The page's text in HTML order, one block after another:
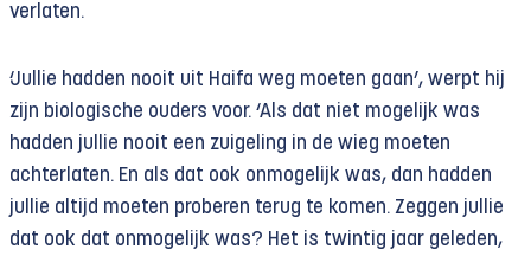
verlaten.
‘Jullie hadden nooit uit Haifa weg moeten gaan’, werpt hij
zijn biologische ouders voor. ‘Als dat niet mogelijk was
hadden jullie nooit een zuigeling in de wieg moeten
achterlaten. En als dat ook onmogelijk was, dan hadden
jullie altijd moeten proberen terug te komen. Zeggen jullie
dat ook dat onmogelijk was? Het is twintig jaar geleden,